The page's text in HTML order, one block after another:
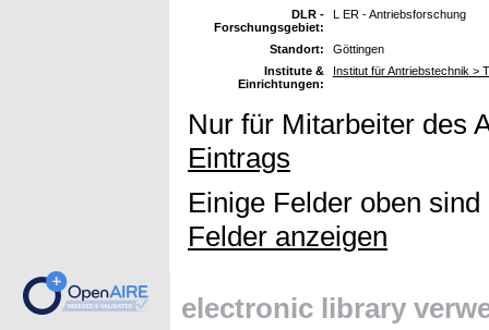
DLR -
Forschungsgebiet:
L ER - Antriebsforschung
Standort:
Göttingen
Institute &
Einrichtungen:
Institut für Antriebstechnik >
Nur für Mitarbeiter des
Eintrags
Einige Felder oben
Felder anzeigen
electronic library